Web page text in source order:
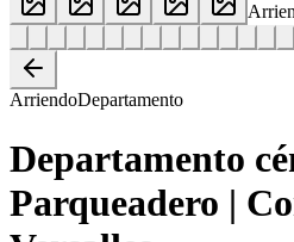
ArriendoDepartamento
Departamento
Parqueadero |